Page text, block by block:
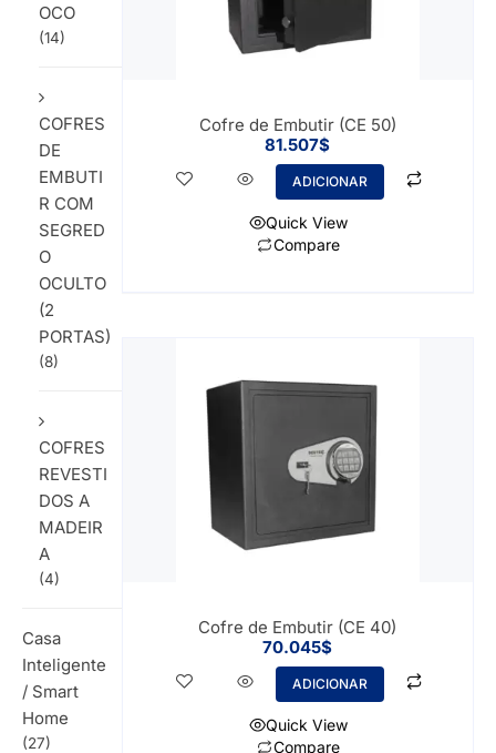
OCO
(14)
COFRES
DE
EMBUTI
R COM
SEGRED
O
OCULTO
(2
PORTAS)
(8)
COFRES
REVESTI
DOS A
MADEIR
A
(4)
Casa
Inteligente
/ Smart
Home
(27)
Cofre de Embutir (CE 50)
81.507$
ADICIONAR
Quick View
Compare
Cofre de Embutir (CE 40)
70.045$
ADICIONAR
Quick View
Compare